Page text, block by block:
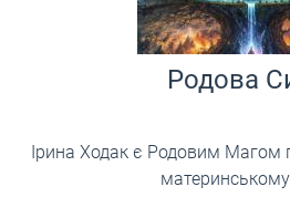
Родова
Ірина Ходак є Родовим Магом